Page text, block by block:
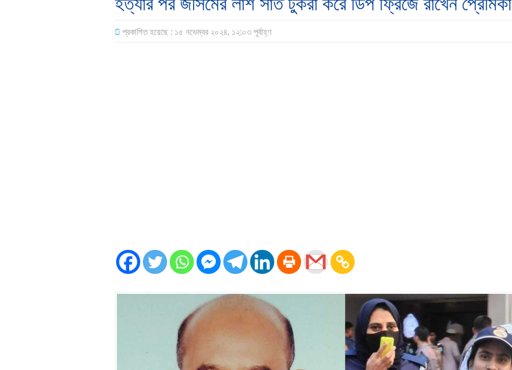
প্রকাশিত হয়েছে : ১৫ নভেম্বর ২০২৪, ১২:০৩ পূর্বাহ্ণ